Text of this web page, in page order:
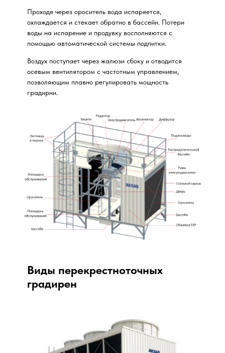
Воздух поступает через жалюзи сбоку и отводится
осевым вентилятором с частотным управлением,
позволяющим плавно регулировать мощность
градирни.
Проходя через ороситель вода испаряется,
охлаждается и стекает обратно в бассейн. Потери
воды на испарение и продувку восполняются с
помощью автоматической системы подпитки.
Виды перекрестноточных
градирен